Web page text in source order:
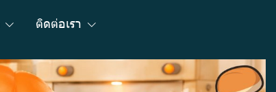
ติดต่อเรา